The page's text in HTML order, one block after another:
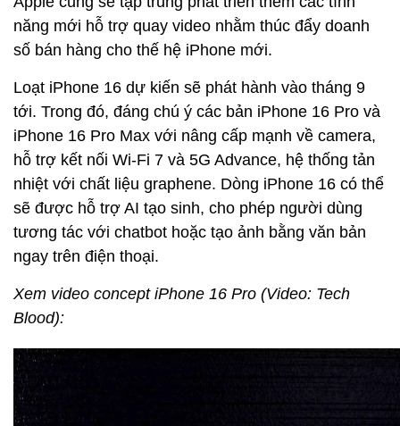
năng mới hỗ trợ quay video nhằm thúc đẩy doanh
số bán hàng cho thế hệ iPhone mới.
Loạt iPhone 16 dự kiến sẽ phát hành vào tháng 9
tới. Trong đó, đáng chú ý các bản iPhone 16 Pro và
iPhone 16 Pro Max với nâng cấp mạnh về camera,
hỗ trợ kết nối Wi-Fi 7 và 5G Advance, hệ thống tản
nhiệt với chất liệu graphene. Dòng iPhone 16 có thể
sẽ được hỗ trợ AI tạo sinh, cho phép người dùng
tương tác với chatbot hoặc tạo ảnh bằng văn bản
ngay trên điện thoại.
Xem video concept iPhone 16 Pro (Video: Tech
Blood):